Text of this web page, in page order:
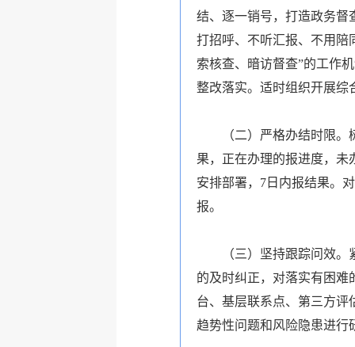
结、逐一销号，打造政务督
打招呼、不听汇报、不用陪
索核查、暗访督查”的工作
整改落实。适时组织开展综
（二）严格办结时限
果，正在办理的报进度，未
安排部署，7日内报结果。
报。
（三）坚持跟踪问效
的及时纠正，对落实有困难
台、基层联系点、第三方评
趋势性问题和风险隐患进行